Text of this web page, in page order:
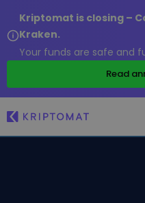
Kriptomat is closing –
Kraken.
Your funds are safe and
Read